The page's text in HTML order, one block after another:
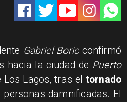
Gabriel Boricconfirmó
hacia la ciudad de Puerto
Lagos, tras el tornado
damnificadas. El